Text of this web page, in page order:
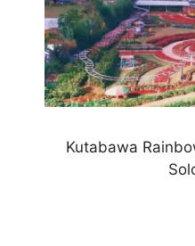
Kutabawa